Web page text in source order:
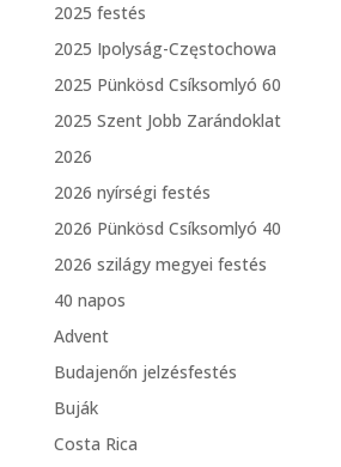
2025 festés
2025 Ipolyság-Częstochowa
2025 Pünkösd Csíksomlyó 60
2025 Szent Jobb Zarándoklat
2026
2026 nyírségi festés
2026 Pünkösd Csíksomlyó 40
2026 szilágy megyei festés
40 napos
Advent
Budajenőn jelzésfestés
Buják
Costa Rica